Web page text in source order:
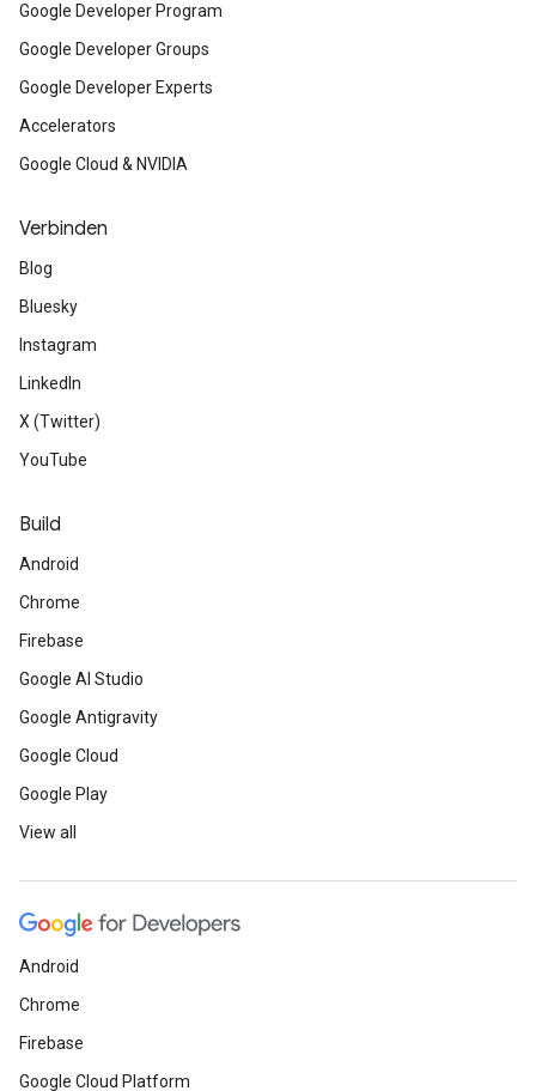
Google Developer Program
Google Developer Groups
Google Developer Experts
Accelerators
Google Cloud & NVIDIA
Verbinden
Blog
Bluesky
Instagram
LinkedIn
X (Twitter)
YouTube
Build
Android
Chrome
Firebase
Google AI Studio
Google Antigravity
Google Cloud
Google Play
View all
Android
Chrome
Firebase
Google Cloud Platform